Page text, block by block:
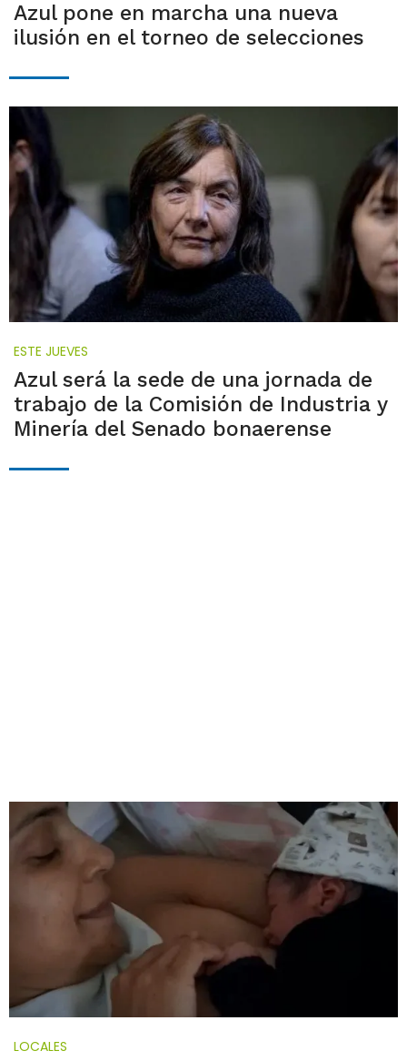
Azul pone en marcha una nueva
ilusión en el torneo de selecciones
ESTE JUEVES
Azul será la sede de una jornada de
trabajo de la Comisión de Industria y
Minería del Senado bonaerense
LOCALES